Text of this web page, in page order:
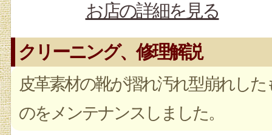
お店の詳細を見る
クリーニング、修理解説
皮革素材の靴が摺れ汚れ型崩れした
のをメンテナンスしました。